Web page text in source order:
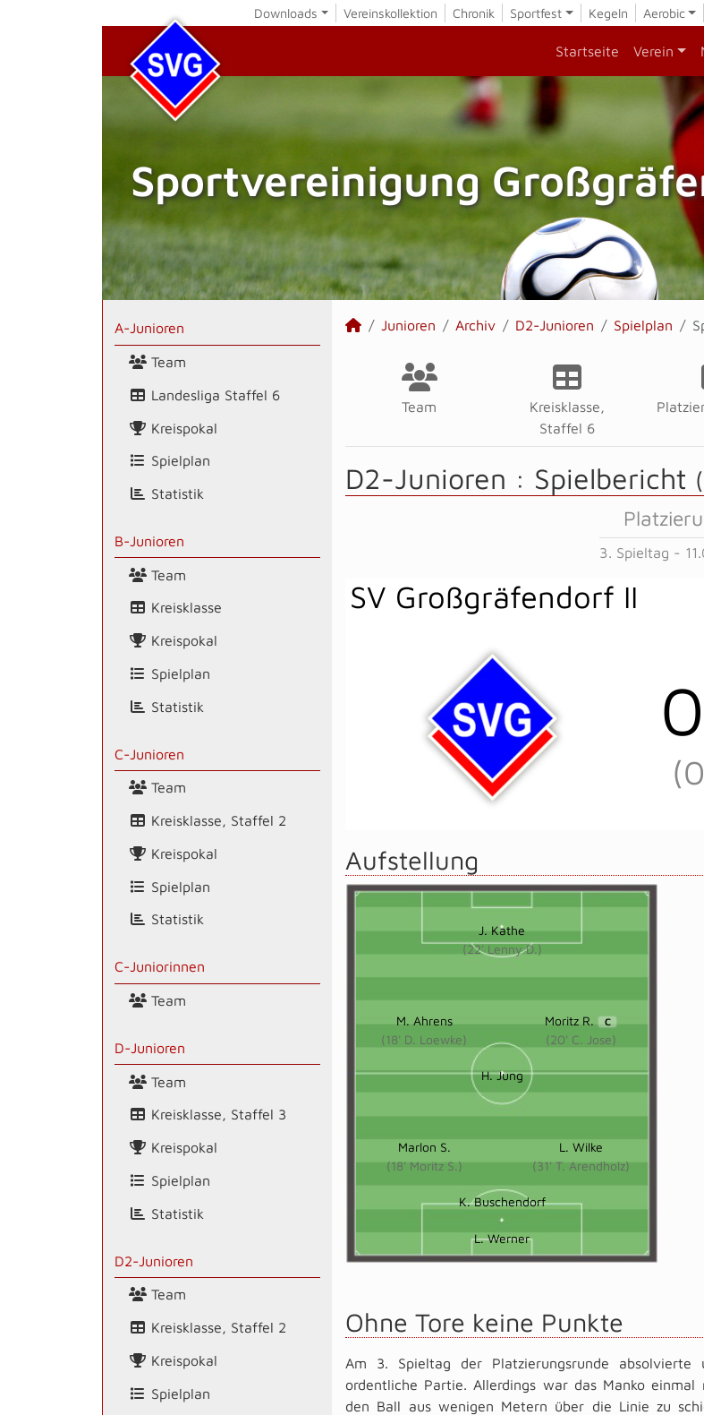
Downloads Vereinskollektion Chronik Sportfest Kegeln Aerobic
Startseite Verein
Sportvereinigung
A-Junioren
Team
Landesliga Staffel 6
Kreispokal
Spielplan
Statistik
B-Junioren
Team
Kreisklasse
Kreispokal
Spielplan
Statistik
C-Junioren
Team
Kreisklasse, Staffel 2
Kreispokal
Spielplan
Statistik
C-Juniorinnen
Team
D-Junioren
Team
Kreisklasse, Staffel 3
Kreispokal
Spielplan
Statistik
D2-Junioren
Team
Kreisklasse, Staffel 2
Kreispokal
Spielplan
Junioren Archiv D2-Junioren Spielplan
Team
Kreisklasse,
Staffel 6
D2-Junioren : Spielbericht
3. Spieltag -
SV Großgräfendorf II
0
(0
Aufstellung
J. Kathe
(22' Lenny D.)
M. Ahrens
(18' D. Loewke)
Moritz R. C
(20' C. Jose)
H. Jung
Marlon S.
(18' Moritz S.)
L. Wilke
(31' T. Arendholz)
K. Buschendorf
L. Werner
Ohne Tore keine Punkte
Am 3. Spieltag der Platzierungsrunde
ordentliche Partie. Allerdings war das Manko
den Ball aus wenigen Metern über die Linie zu